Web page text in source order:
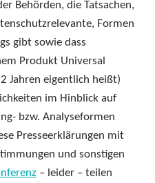
Behörden, die Tatsachen,
Formen
gibt sowie dass
Produkt Universal
Jahren eigentlich heißt)
im Hinblick auf
bzw. Analyseformen
Presseerklärungen mit
und sonstigen
– leider – teilen